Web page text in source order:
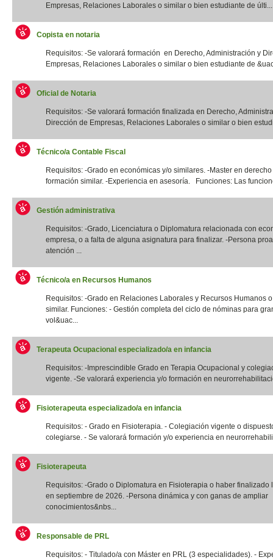
Empresas, Relaciones Laborales o similar o bien estudiante de últi...
Copista en notaria
Requisitos: -Se valorará formación en Derecho, Administración y
Empresas, Relaciones Laborales o similar o bien estudiante de
Oficial de Notaria
Requisitos: -Se valorará formación finalizada en Derecho,
Dirección de Empresas, Relaciones Laborales o similar o bien
Técnico/a Contable Fiscal
Requisitos: -Grado en económicas y/o similares. -Master en
formación similar. -Experiencia en asesoría. Funciones: Las
Gestión administrativa
Requisitos: -Grado, Licenciatura o Diplomatura relacionada con
empresa, o a falta de alguna asignatura para finalizar. -Persona
atención ...
Técnico/a en Recursos Humanos
Requisitos: -Grado en Relaciones Laborales y Recursos Humanos
similar. Funciones: - Gestión completa del ciclo de nóminas para
vol&uac...
Terapeuta Ocupacional especializado/a en infancia
Requisitos: -Imprescindible Grado en Terapia Ocupacional y
vigente. -Se valorará experiencia y/o formación en
Fisioterapeuta especializado/a en infancia
Requisitos: - Grado en Fisioterapia. - Colegiación vigente o
colegiarse. - Se valorará formación y/o experiencia en
Fisioterapeuta
Requisitos: -Grado o Diplomatura en Fisioterapia o haber finalizado
en septiembre de 2026. -Persona dinámica y con ganas de ampliar
conocimientos&nbs...
Responsable de PRL
Requisitos: - Titulado/a con Máster en PRL (3 especialidades). -